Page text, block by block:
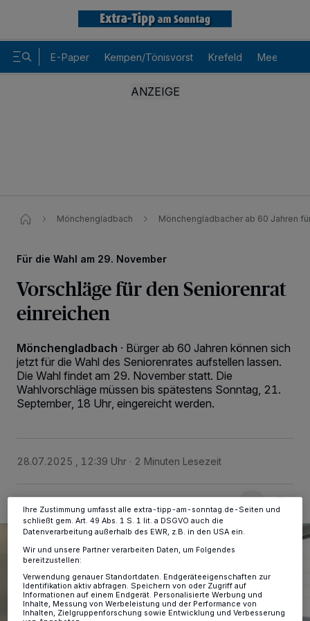
E-Paper Kempen/Tönisvorst Krefeld Meerbusch
Mönchengladbach Mönchengladbacher ab 60 Jahren
Für die Wahl am 29. November
Vorschläge für den Seniorenrat
einreichen
Mönchengladbach · Bürger ab 60 Jahren können sich
jetzt für die Wahl des Seniorenrates aufstellen lassen.
Die Wahl findet am 29. November statt. Die
Wahlvorschläge müssen bis spätestens Sonntag, 21.
September, 18 Uhr, eingereicht werden.
28.07.2025 , 12:39 Uhr 2 Minuten Lesezeit
Wir und unsere
-Partner speichern und greifen auf
personenbezogene Daten wie Browserdaten oder eindeutige
Kennungen auf Ihrem Gerät zu. Durch Auswahl von OK aktivieren Sie
Tracking-Technologien für die unter „Wir und unsere Partner
ändern oder Ihre Einwilligung zu widerrufen, indem Sie auf den Link
Einstellungen oder Ablehnen am unteren Rand der Webseite klicken.
Ihre Zustimmung umfasst alle extra-tipp-am-sonntag.de-Seiten und
schließt gem. Art. 49 Abs. 1 S. 1 lit. a DSGVO auch die
Datenverarbeitung außerhalb des EWR, z.B. in den USA ein.
Wir und unsere Partner verarbeiten Daten, um Folgendes
bereitzustellen:
Verwendung genauer Standortdaten. Endgeräteeigenschaften zur
Identifikation aktiv abfragen. Speichern von oder Zugriff auf
Informationen auf einem Endgerät. Personalisierte Werbung und
Inhalte, Messung von Werbeleistung und der Performance von
Inhalten, Zielgruppenforschung sowie Entwicklung und Verbesserung